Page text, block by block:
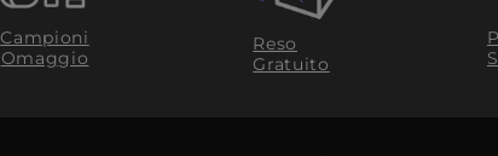
Campioni
Omaggio
Reso
Gratuito